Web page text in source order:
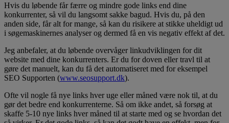
Hvis du løbende får færre og mindre gode links end dine
konkurrenter, så vil du langsomt sakke bagud. Hvis du, på den
anden side, får alt for mange, så kan du risikere at stikke uheldigt ud
i søgemaskinernes analyser og dermed få en vis negativ effekt af det.
Jeg anbefaler, at du løbende overvåger linkudviklingen for dit
website med dine konkurrenters. Er du for doven eller travl til at
gøre det manuelt, kan du få det automatiseret med for eksempel
SEO Supporten (www.seosupport.dk).
Ofte vil nogle få nye links hver uge eller måned være nok til, at du
gør det bedre end konkurrenterne. Så om ikke andet, så forsøg at
skaffe 5-10 nye links hver måned til at starte med og se hvordan det